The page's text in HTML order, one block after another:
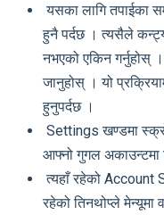
यसका लागि तपाईका
हुनै पर्दछ । त्यसैले
नभएको एकिन गर्नुहोस्
जानुहोस् । यो
हुनुपर्दछ ।
Settings खण्डमा
आफ्नो गुगल अकाउन्टमा
त्यहाँ रहेको Account
रहेको तिनथोप्ले मेन्यूमा